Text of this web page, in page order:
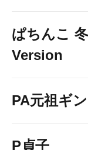
ぱちんこ
Version
PA元祖ギ
P貞子